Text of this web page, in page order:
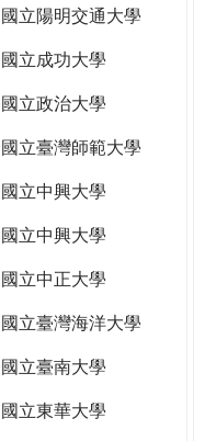
國立陽明交通大學
國立成功大學
國立政治大學
國立臺灣師範大學
國立中興大學
國立中興大學
國立中正大學
國立臺灣海洋大學
國立臺南大學
國立東華大學